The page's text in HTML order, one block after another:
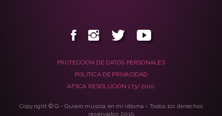
PROTECCIÓN DE DATOS PERSONALES
POLÍTICA DE PRIVACIDAD
AFSCA RESOLUCIÓN 173/2010
Copyright © Q - Quiero música en mi idioma - Todos los derechos
reservados 2019